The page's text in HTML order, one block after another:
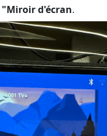
"Miroir d'écran.